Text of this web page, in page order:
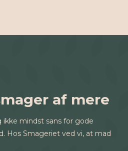
af mere
mindst sans for gode
Hos Smageriet ved vi, at mad